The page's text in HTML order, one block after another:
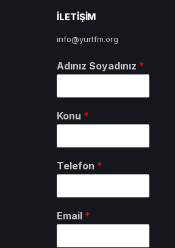
ILETIŞIM
info@yurtfm.org
Adınız Soyadınız *
Konu *
Telefon *
Email *